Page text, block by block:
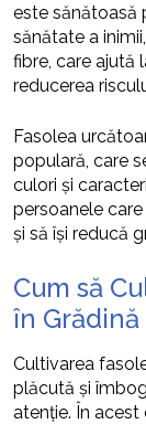
este sănătoasă
sănătate a
fibre, care ajută
reducerea
Fasolea
populară, care
culori și
persoanele
și să își reducă
Cum să
în Grădină
Cultivarea
plăcută și
atenție. În